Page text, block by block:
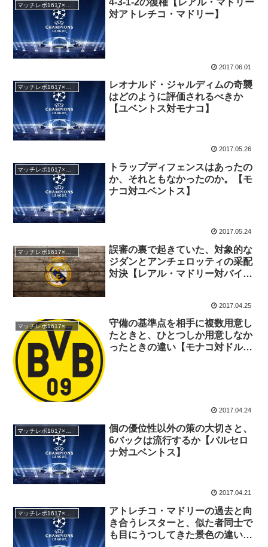
4-3-1-2の復権【レアル・マドリー
対アトレチコ・マドリー】
2017.06.01
マッチレポ1617×チャンピオンズ・リーグ
レオナルド・ジャルディムの奇襲
はどのように評価されるべきか
【ユベントス対モナコ】
2017.05.26
マッチレポ1617×チャンピオンズ・リーグ
トラップディフェンスはあったの
か、それともなかったのか。【モ
ナコ対ユベントス】
2017.05.24
誤審の裏で起きていた、対象的な
ジダンとアンチェロッティの采配
対決【レアル・マドリー対バイエ
2017.04.25
マッチレポ1617×チャンピオンズ・リーグ
守備の基準点を相手に複数用意し
たときと、ひとつしか用意しなか
ったときの違い【モナコ対ドルト
2017.04.24
マッチレポ1617×チャンピオンズ・リーグ
個の優位性以外の策の大切さと、
6バックは流行するか【バルセロ
ナ対ユベントス】
2017.04.21
アトレチコ・マドリーの過去と向
き合うレスターと、似た者同士で
も目にうつしてきた景色の違い